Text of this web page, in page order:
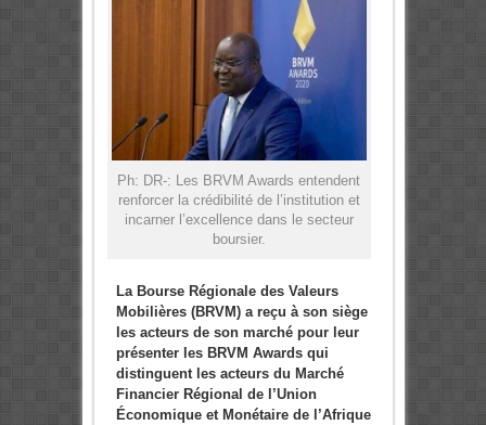
Ph: DR-: Les BRVM Awards entendent
renforcer la crédibilité de l’institution et
incarner l’excellence dans le secteur
boursier.
La Bourse Régionale des Valeurs
Mobilières (BRVM) a reçu à son siège
les acteurs de son marché pour leur
présenter les BRVM Awards qui
distinguent les acteurs du Marché
Financier Régional de l’Union
Économique et Monétaire de l’Afrique